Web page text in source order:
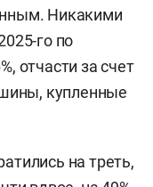
Никакими
го по
отчасти за счет
купленные
на треть,